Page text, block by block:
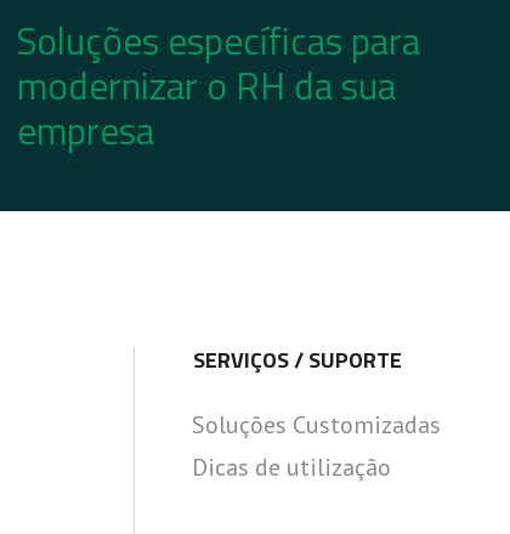
Soluções específicas para
modernizar o RH da sua
empresa
SERVIÇOS / SUPORTE
Soluções Customizadas
Dicas de utilização